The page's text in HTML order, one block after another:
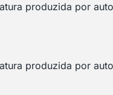
produzida por
produzida por